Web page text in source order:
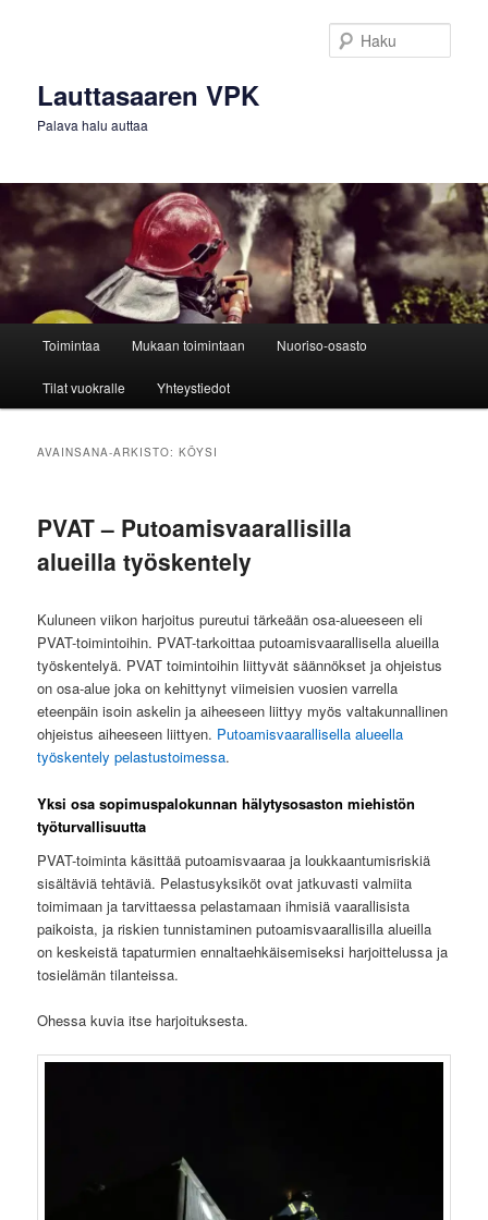
Lauttasaaren VPK
Palava halu auttaa
Toimintaa Mukaan toimintaan Nuoriso-osasto
Tilat vuokralle Yhteystiedot
AVAINSANA-ARKISTO:KÖYSI
PVAT – Putoamisvaarallisilla
alueilla työskentely
Kuluneen viikon harjoitus pureutui tärkeään osa-alueeseen eli
PVAT-toimintoihin. PVAT-tarkoittaa putoamisvaarallisella alueilla
työskentelyä. PVAT toimintoihin liittyvät säännökset ja ohjeistus
on osa-alue joka on kehittynyt viimeisien vuosien varrella
eteenpäin isoin askelin ja aiheeseen liittyy myös valtakunnallinen
ohjeistus aiheeseen liittyen. Putoamisvaarallisella alueella
työskentely pelastustoimessa.
Yksi osa sopimuspalokunnan hälytysosaston miehistön
työturvallisuutta
PVAT-toiminta käsittää putoamisvaaraa ja loukkaantumisriskiä
sisältäviä tehtäviä. Pelastusyksiköt ovat jatkuvasti valmiita
toimimaan ja tarvittaessa pelastamaan ihmisiä vaarallisista
paikoista, ja riskien tunnistaminen putoamisvaarallisilla alueilla
on keskeistä tapaturmien ennaltaehkäisemiseksi harjoittelussa ja
tosielämän tilanteissa.
Ohessa kuvia itse harjoituksesta.